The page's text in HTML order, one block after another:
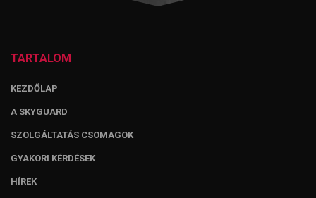
TARTALOM
KEZDŐLAP
A SKYGUARD
SZOLGÁLTATÁS CSOMAGOK
GYAKORI KÉRDÉSEK
HÍREK